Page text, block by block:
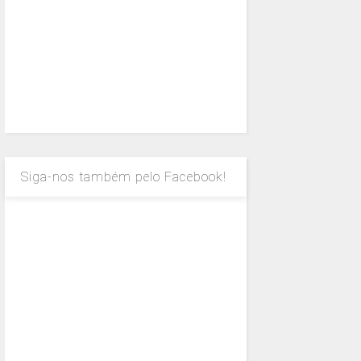
Siga-nos também pelo Facebook!